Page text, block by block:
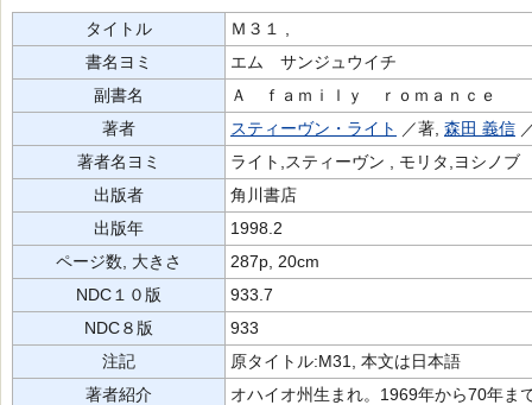
タイトル
Ｍ３１ ,
書名ヨミ
エム サンジュウイチ
副書名
Ａ ｆａｍｉｌｙ ｒｏｍａｎｃｅ
著者
スティーヴン・ライト ／著, 森田 義信
著者名ヨミ
ライト,スティーヴン , モリタ,ヨシノブ
出版者
角川書店
出版年
1998.2
ページ数, 大きさ
287p, 20cm
NDC１０版
933.7
NDC８版
933
注記
原タイトル:M31, 本文は日本語
著者紹介
オハイオ州生まれ。1969年から70年ま